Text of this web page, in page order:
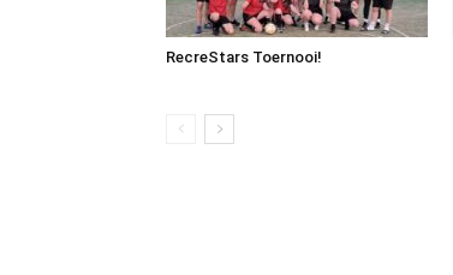
RecreStars Toernooi!